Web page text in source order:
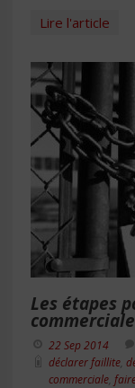
Lire l'article
Les étapes
commerciale
22 Sep 2014
déclarer faillite
commerciale